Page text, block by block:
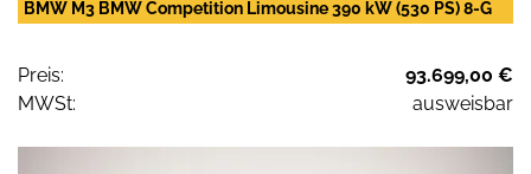
BMW M3 BMW Competition Limousine 390 kW (530 PS) 8-G
Preis:
93.699,00 €
MWSt:
ausweisbar